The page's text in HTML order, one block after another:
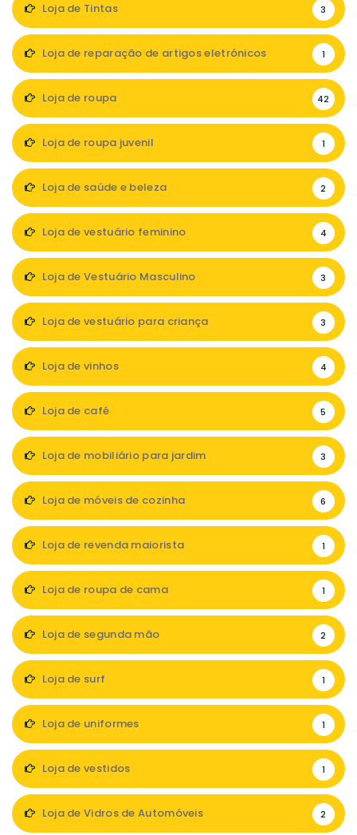
Loja de Tintas 3
Loja de reparação de artigos eletrónicos 1
Loja de roupa 42
Loja de roupa juvenil 1
Loja de saúde e beleza 2
Loja de vestuário feminino 4
Loja de Vestuário Masculino 3
Loja de vestuário para criança 3
Loja de vinhos 4
Loja de café 5
Loja de mobiliário para jardim 3
Loja de móveis de cozinha 6
Loja de revenda maiorista 1
Loja de roupa de cama 1
Loja de segunda mão 2
Loja de surf 1
Loja de uniformes 1
Loja de vestidos 1
Loja de Vidros de Automóveis 2